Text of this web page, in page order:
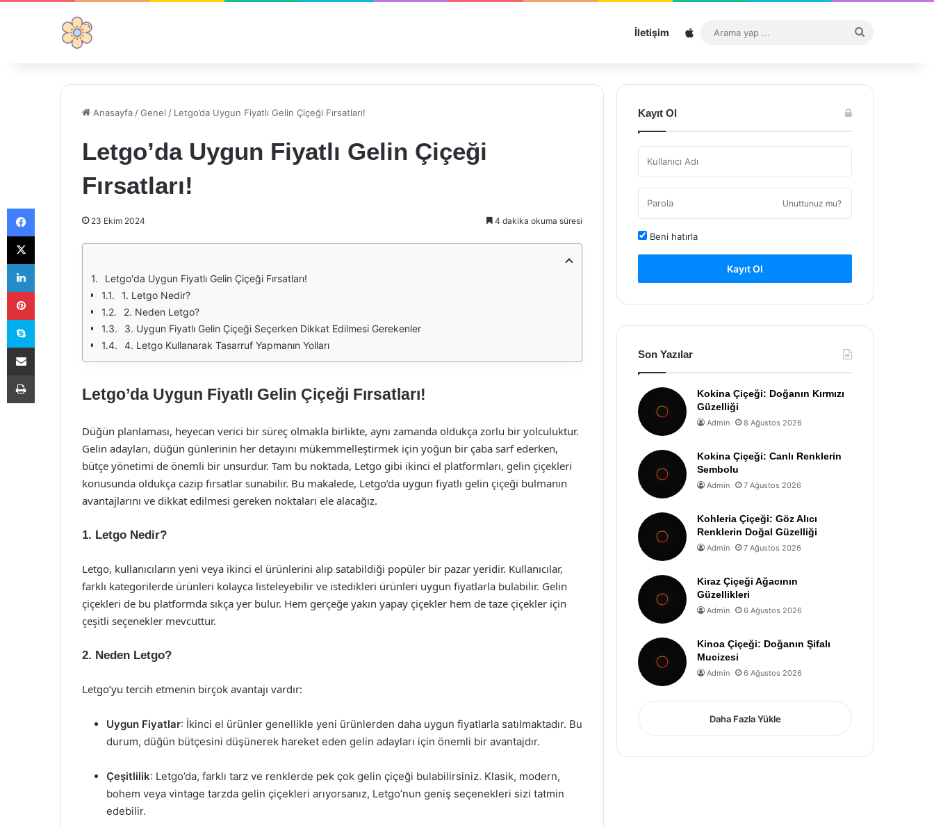
İletişim Sitemap
...
Anasayfa /Genel / Letgo’da Uygun Fiyatlı Gelin Çiçeği Fırsatları!
Letgo’da Uygun Fiyatlı Gelin Çiçeği
Fırsatları!
23 Ekim 2024 4 dakika okuma süresi
Letgo'da Uygun Fiyatlı Gelin Çiçeği Fırsatları!
1. Letgo Nedir?
2. Neden Letgo?
3. Uygun Fiyatlı Gelin Çiçeği Seçerken Dikkat Edilmesi Gerekenler
4. Letgo Kullanarak Tasarruf Yapmanın Yolları
Letgo’da Uygun Fiyatlı Gelin Çiçeği Fırsatları!
Düğün planlaması, heyecan verici bir süreç olmakla birlikte, aynı zamanda oldukça zorlu bir yolculuktur.
Gelin adayları, düğün günlerinin her detayını mükemmelleştirmek için yoğun bir çaba sarf ederken,
bütçe yönetimi de önemli bir unsurdur. Tam bu noktada, Letgo gibi ikinci el platformları, gelin çiçekleri
konusunda oldukça cazip fırsatlar sunabilir. Bu makalede, Letgo’da uygun fiyatlı gelin çiçeği bulmanın
avantajlarını ve dikkat edilmesi gereken noktaları ele alacağız.
1. Letgo Nedir?
Letgo, kullanıcıların yeni veya ikinci el ürünlerini alıp satabildiği popüler bir pazar yeridir. Kullanıcılar,
farklı kategorilerde ürünleri kolayca listeleyebilir ve istedikleri ürünleri uygun fiyatlarla bulabilir. Gelin
çiçekleri de bu platformda sıkça yer bulur. Hem gerçeğe yakın yapay çiçekler hem de taze çiçekler için
çeşitli seçenekler mevcuttur.
2. Neden Letgo?
Letgo’yu tercih etmenin birçok avantajı vardır:
Uygun Fiyatlar: İkinci el ürünler genellikle yeni ürünlerden daha uygun fiyatlarla satılmaktadır. Bu
durum, düğün bütçesini düşünerek hareket eden gelin adayları için önemli bir avantajdır.
Çeşitlilik: Letgo’da, farklı tarz ve renklerde pek çok gelin çiçeği bulabilirsiniz. Klasik, modern,
bohem veya vintage tarzda gelin çiçekleri arıyorsanız, Letgo’nun geniş seçenekleri sizi tatmin
edebilir.
Kayıt Ol
Unuttunuz mu?
Beni hatırla
Kayıt Ol
Son Yazılar
Kokina Çiçeği: Doğanın Kırmızı
Güzelliği
Admin 8 Ağustos 2026
Kokina Çiçeği: Canlı Renklerin
Sembolu
Admin 7 Ağustos 2026
Kohleria Çiçeği: Göz Alıcı
Renklerin Doğal Güzelliği
Admin 7 Ağustos 2026
Kiraz Çiçeği Ağacının
Güzellikleri
Admin 6 Ağustos 2026
Kinoa Çiçeği: Doğanın Şifalı
Mucizesi
Admin 6 Ağustos 2026
Daha Fazla Yükle
Facebook
X
LinkedIn
Pinterest
Skype
E-Posta ile paylaş